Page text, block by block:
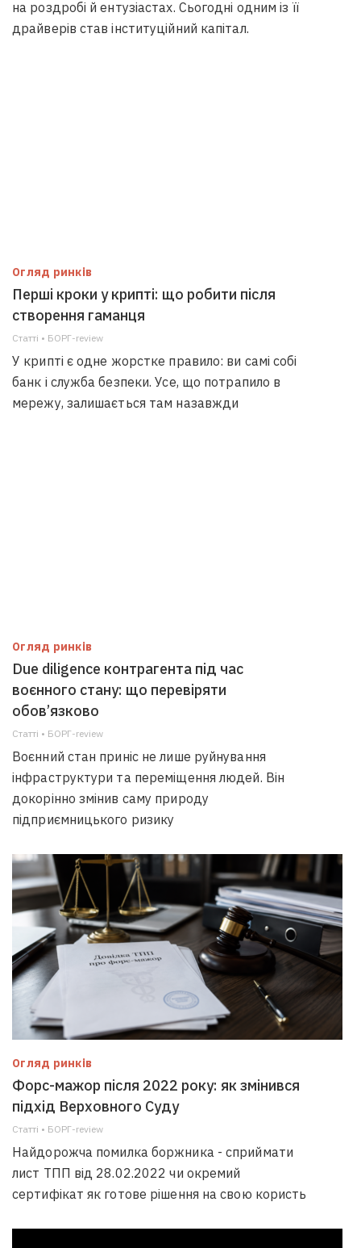
на роздробі й ентузіастах. Сьогодні одним із її
драйверів став інституційний капітал.
Огляд ринків
Перші кроки у крипті: що робити після
створення гаманця
Статті • БОРГ-review
У крипті є одне жорстке правило: ви самі собі
банк і служба безпеки. Усе, що потрапило в
мережу, залишається там назавжди
Огляд ринків
Due diligence контрагента під час
воєнного стану: що перевіряти
обов’язково
Статті • БОРГ-review
Воєнний стан приніс не лише руйнування
інфраструктури та переміщення людей. Він
докорінно змінив саму природу
підприємницького ризику
Огляд ринків
Форс-мажор після 2022 року: як змінився
підхід Верховного Суду
Статті • БОРГ-review
Найдорожча помилка боржника - сприймати
лист ТПП від 28.02.2022 чи окремий
сертифікат як готове рішення на свою користь